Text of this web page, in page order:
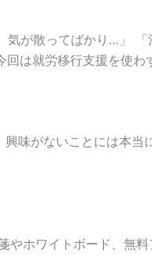
気が散ってばかり…」
は就労移行支援を使
味がないことには本当
ホワイトボード、無